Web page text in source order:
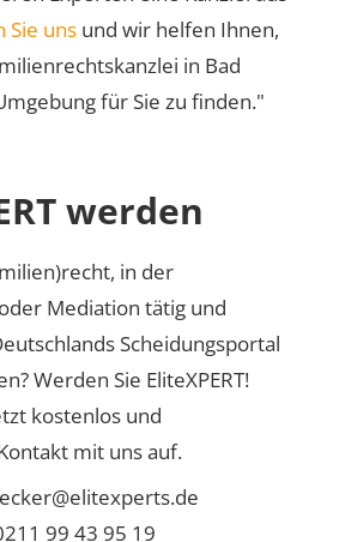
Sie uns und wir helfen Ihnen,
in Bad
für Sie zu finden."
werden
in der
Mediation tätig und
Scheidungsportal
Werden Sie EliteXPERT!
kostenlos und
mit uns auf.
99 43 95 19